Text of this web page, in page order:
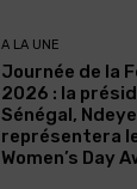
A LA UNE
Journée de la
2026 : la
Sénégal,
représentera
Women’s Day